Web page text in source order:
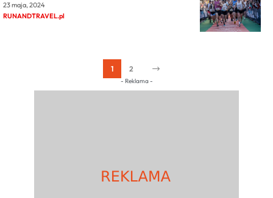
23 maja, 2024
RUNANDTRAVEL.pl
1 2
- Reklama -